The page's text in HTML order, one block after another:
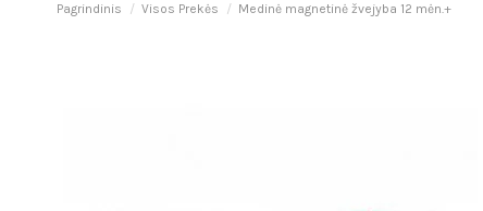
Pagrindinis Visos Prekės Medinė magnetinė žvejyba 12 mėn.+